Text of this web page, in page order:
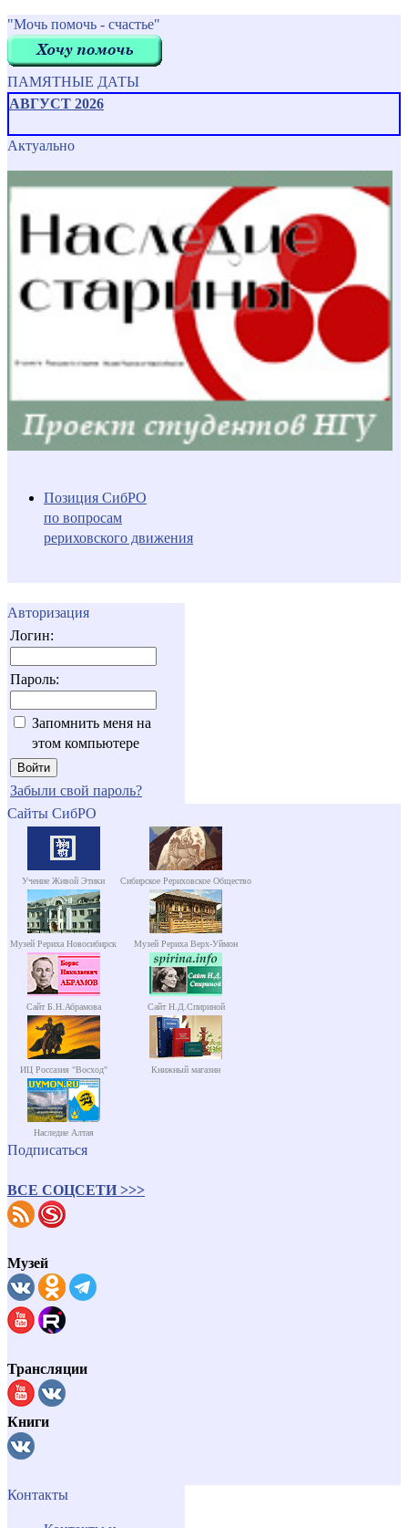
"Мочь помочь - счастье"
ПАМЯТНЫЕ ДАТЫ
АВГУСТ 2026
Актуально
Позиция СибРО
по вопросам
рериховского движения
Авторизация
Логин:
Пароль:
Запомнить меня на
этом компьютере
Забыли свой пароль?
Сайты СибРО
Учение Живой Этики Сибирское Рериховское Общество
Музей Рериха Новосибирск Музей Рериха Верх-Уймон
Сайт Б.Н.Абрамова Сайт Н.Д.Спириной
ИЦ Россазия "Восход" Книжный магазин
Наследие Алтая
Подписаться
ВСЕ СОЦСЕТИ >>>
Музей
Трансляции
Книги
Контакты